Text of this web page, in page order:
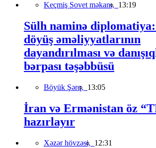
Keçmiş Sovet məkanı, 13:19
Sülh naminə
döyüş əməliyyatlarının
dayandırılması və
bərpası təşəbbüsü
Böyük Şərq, 13:05
İran və Ermənistan öz
hazırlayır
Xəzər hövzəsi, 12:31